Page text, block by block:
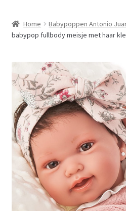
Mijn account
Afrekenen
Home Babypoppen Antonio
babypop fullbody meisje met haar